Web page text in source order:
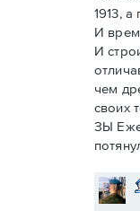
1913,
И
И
чем
своих
ЗЫ